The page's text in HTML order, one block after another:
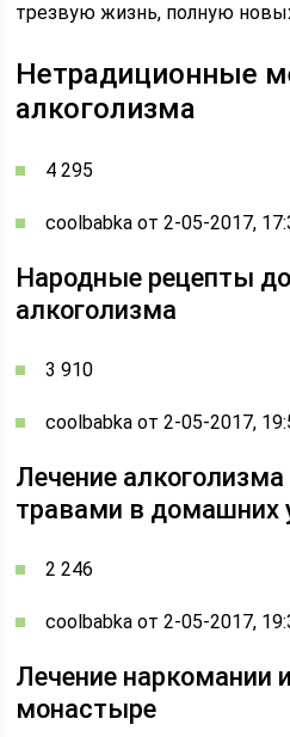
трезвую жизнь, полную
Нетрадиционные
алкоголизма
4 295
coolbabka от 2-05-2017,
Народные рецепты
алкоголизма
3 910
coolbabka от 2-05-2017,
Лечение
травами в домашних
2 246
coolbabka от 2-05-2017,
Лечение наркомании
монастыре